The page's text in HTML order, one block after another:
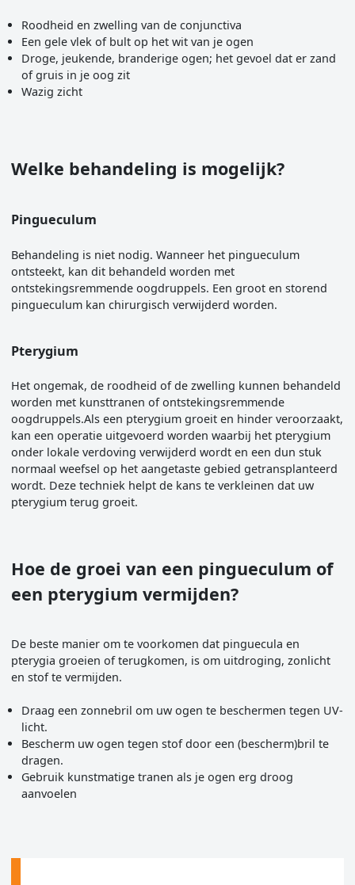
Roodheid en zwelling van de conjunctiva
Een gele vlek of bult op het wit van je ogen
Droge, jeukende, branderige ogen; het gevoel dat er zand
of gruis in je oog zit
Wazig zicht
Welke behandeling is mogelijk?
Pingueculum
Behandeling is niet nodig. Wanneer het pingueculum
ontsteekt, kan dit behandeld worden met
ontstekingsremmende oogdruppels. Een groot en storend
pingueculum kan chirurgisch verwijderd worden.
Pterygium
Het ongemak, de roodheid of de zwelling kunnen behandeld
worden met kunsttranen of ontstekingsremmende
oogdruppels.Als een pterygium groeit en hinder veroorzaakt,
kan een operatie uitgevoerd worden waarbij het pterygium
onder lokale verdoving verwijderd wordt en een dun stuk
normaal weefsel op het aangetaste gebied getransplanteerd
wordt. Deze techniek helpt de kans te verkleinen dat uw
pterygium terug groeit.
Hoe de groei van een pingueculum of
een pterygium vermijden?
De beste manier om te voorkomen dat pinguecula en
pterygia groeien of terugkomen, is om uitdroging, zonlicht
en stof te vermijden.
Draag een zonnebril om uw ogen te beschermen tegen UV-
licht.
Bescherm uw ogen tegen stof door een (bescherm)bril te
dragen.
Gebruik kunstmatige tranen als je ogen erg droog
aanvoelen